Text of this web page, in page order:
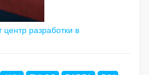
разработки в